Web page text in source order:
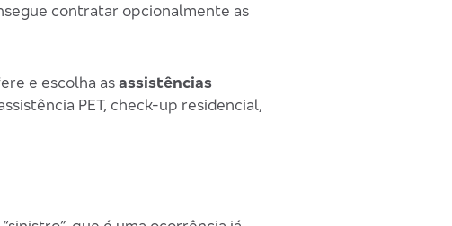
contratar opcionalmente as
e escolha asassistências
PET, check-up residencial,